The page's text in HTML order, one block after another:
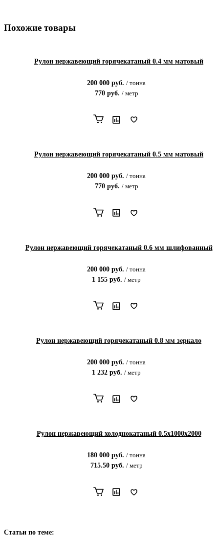
Похожие товары
Рулон нержавеющий горячекатаный 0.4 мм матовый
200 000 руб. / тонна
770руб. / метр
Рулон нержавеющий горячекатаный 0.5 мм матовый
200 000 руб. / тонна
770руб. / метр
Рулон нержавеющий горячекатаный 0.6 мм шлифованный
200 000 руб. / тонна
1 155 руб. / метр
Рулон нержавеющий горячекатаный 0.8 мм зеркало
200 000 руб. / тонна
1 232 руб. / метр
Рулон нержавеющий холоднокатаный 0.5х1000х2000
180 000 руб. / тонна
715.50руб. / метр
Статьи по теме: